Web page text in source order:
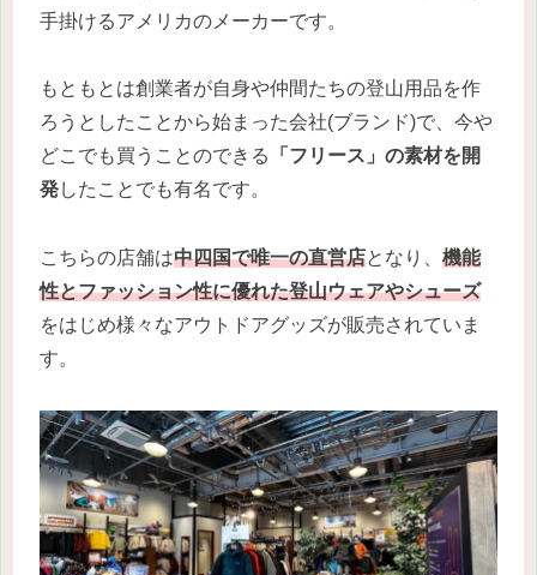
手掛けるアメリカのメーカーです。
もともとは創業者が自身や仲間たちの登山用品を作
ろうとしたことから始まった会社(ブランド)で、今や
どこでも買うことのできる
「フリース」の素材を開
発したことでも有名です。
こちらの店舗は中四国で唯一の直営店となり、 機能
性とファッション性に優れた登山ウェアやシューズ
をはじめ様々なアウトドアグッズが販売されていま
す。